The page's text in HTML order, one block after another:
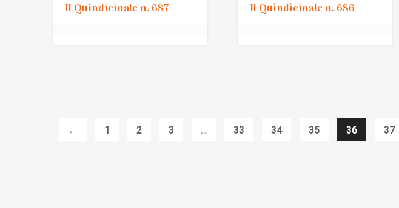
Il Quindicinale n. 687 Il Quindicinale n. 686
← 1 2 3 … 33 34 35 36 37